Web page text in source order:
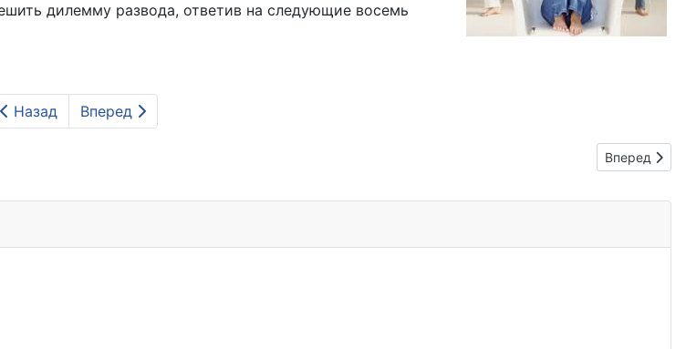
дилемму развода, ответив на следующие восемь
Назад Вперед
Следующий:
Вперед